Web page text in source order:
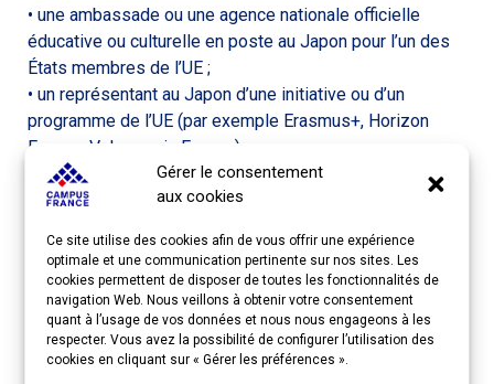
Gérer le consentement
aux cookies
Ce site utilise des cookies afin de vous offrir une expérience
optimale et une communication pertinente sur nos sites. Les
cookies permettent de disposer de toutes les fonctionnalités de
navigation Web. Nous veillons à obtenir votre consentement
quant à l’usage de vos données et nous nous engageons à les
respecter. Vous avez la possibilité de configurer l’utilisation des
cookies en cliquant sur « Gérer les préférences ».
• une ambassade ou une agence nationale officielle
éducative ou culturelle en poste au Japon pour l’un des
États membres de l’UE ;
• un représentant au Japon d’une initiative ou d’un
programme de l’UE (par exemple Erasmus+, Horizon
Europe, Vulcanus in Europe) ;
• une agence nationale officielle d’éducation dans l’un
des États membres de l’UE ;
officiellement accrédité, dont le siège est situé dans l’un
des États membres de l’UE.